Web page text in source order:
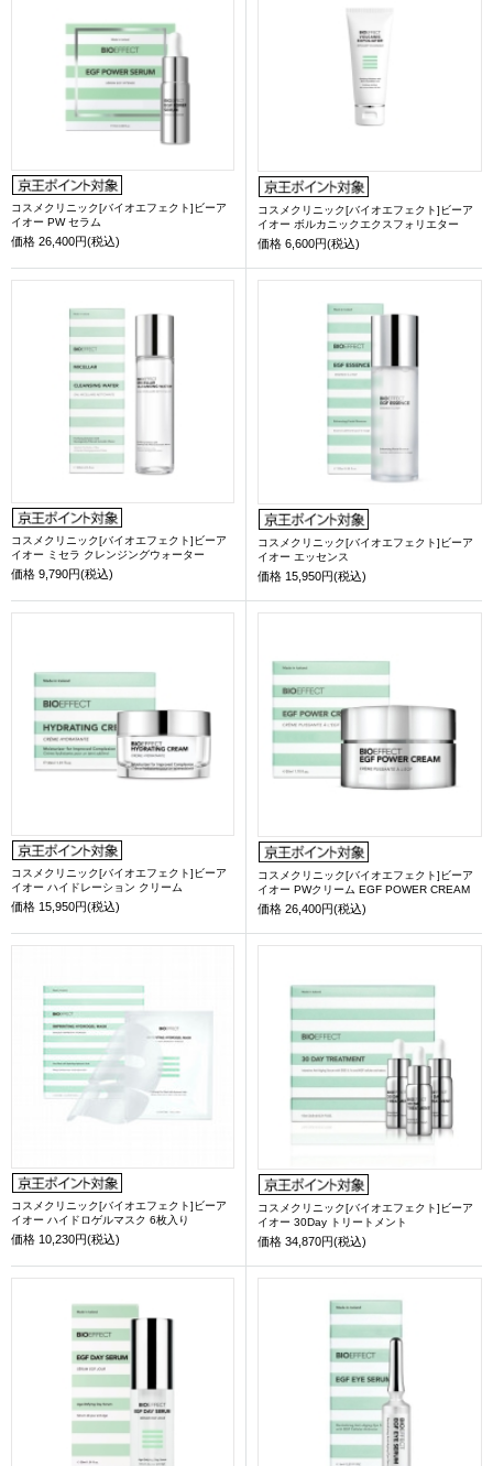
コスメクリニック[バイオエフェクト]ビーア
イオー PW セラム
価格 26,400円(税込)
コスメクリニック[バイオエフェクト]ビーア
イオー ボルカニックエクスフォリエター
価格 6,600円(税込)
コスメクリニック[バイオエフェクト]ビーア
イオー ミセラ クレンジングウォーター
価格 9,790円(税込)
コスメクリニック[バイオエフェクト]ビーア
イオー エッセンス
価格 15,950円(税込)
コスメクリニック[バイオエフェクト]ビーア
イオー ハイドレーション クリーム
価格 15,950円(税込)
コスメクリニック[バイオエフェクト]ビーア
イオー PWクリーム EGF POWER CREAM
価格 26,400円(税込)
コスメクリニック[バイオエフェクト]ビーア
イオー ハイドロゲルマスク 6枚入り
価格 10,230円(税込)
コスメクリニック[バイオエフェクト]ビーア
イオー 30Day トリートメント
価格 34,870円(税込)